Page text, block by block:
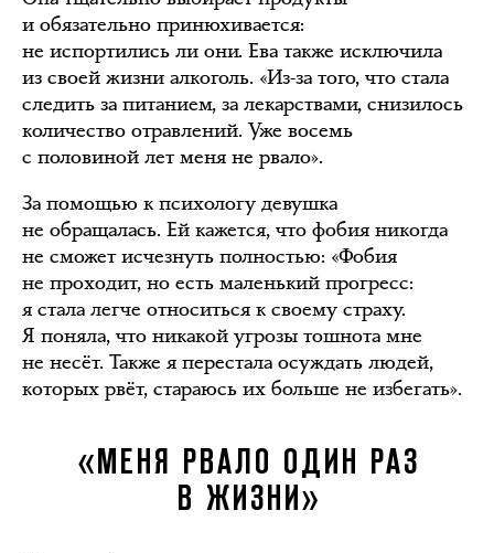
и обязательно принюхивается:
не испортились ли они. Ева также исключила
из своей жизни алкоголь. «Из-за того, что стала
следить за питанием, за лекарствами, снизилось
количество отравлений. Уже восемь
с половиной лет меня не рвало».
За помощью к психологу девушка
не обращалась. Ей кажется, что фобия никогда
не сможет исчезнуть полностью: «Фобия
не проходит, но есть маленький прогресс:
я стала легче относиться к своему страху.
Я поняла, что никакой угрозы тошнота мне
не несёт. Также я перестала осуждать людей,
которых рвёт, стараюсь их больше не избегать».
«МЕНЯ РВАЛО ОДИН РАЗ
В ЖИЗНИ»